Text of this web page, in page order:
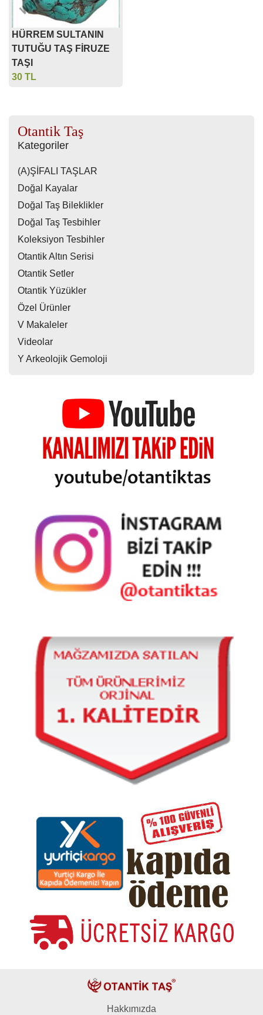
HÜRREM SULTANIN
TUTUĞU TAŞ FİRUZE
TAŞI
30 TL
Otantik Taş
Kategoriler
(A)ŞİFALI TAŞLAR
Doğal Kayalar
Doğal Taş Bileklikler
Doğal Taş Tesbihler
Koleksiyon Tesbihler
Otantik Altın Serisi
Otantik Setler
Otantik Yüzükler
Özel Ürünler
V Makaleler
Videolar
Y Arkeolojik Gemoloji
Hakkımızda